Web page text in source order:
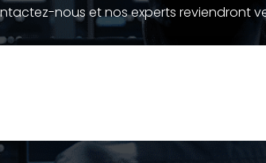
nous et nos experts reviendront